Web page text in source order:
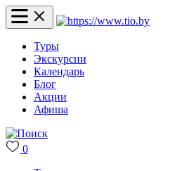
Туры
Экскурсии
Календарь
Блог
Акции
Афиша
0